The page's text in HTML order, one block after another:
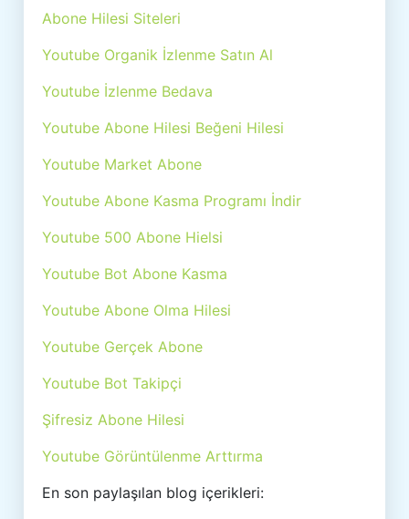
Abone Hilesi Siteleri
Youtube Organik İzlenme Satın Al
Youtube İzlenme Bedava
Youtube Abone Hilesi Beğeni Hilesi
Youtube Market Abone
Youtube Abone Kasma Programı İndir
Youtube 500 Abone Hielsi
Youtube Bot Abone Kasma
Youtube Abone Olma Hilesi
Youtube Gerçek Abone
Youtube Bot Takipçi
Şifresiz Abone Hilesi
Youtube Görüntülenme Arttırma
En son paylaşılan blog içerikleri: